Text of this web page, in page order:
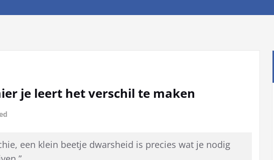
je leert het verschil te maken
een klein beetje dwarsheid is precies wat je nodig